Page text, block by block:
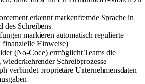
erkennt markenfremde Sprache in
des Schreibens
markieren automatisch regulierte
Hinweise)
(No-Code) ermöglicht Teams die
Schreibprozesse
verbindet proprietäre Unternehmensdaten